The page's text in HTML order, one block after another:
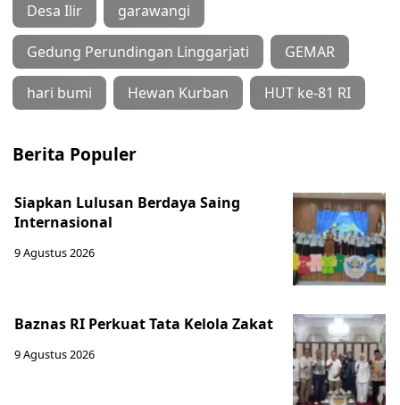
Desa Ilir garawangi
Gedung Perundingan Linggarjati GEMAR
hari bumi Hewan Kurban HUT ke-81 RI
Berita Populer
Siapkan Lulusan Berdaya Saing
Internasional
9 Agustus 2026
Baznas RI Perkuat Tata Kelola Zakat
9 Agustus 2026